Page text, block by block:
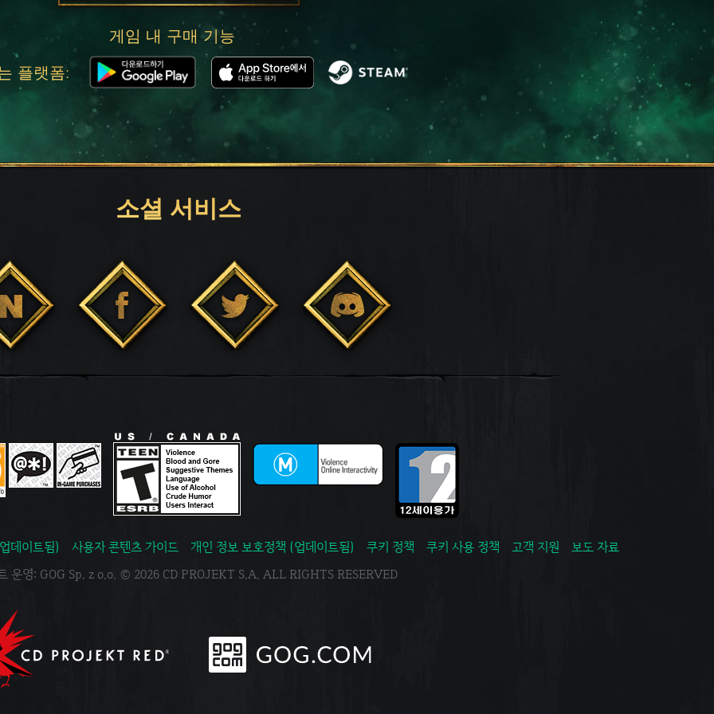
게임 내 구매 기능
플랫폼:
소셜 서비스
데이트됨) 사용자 콘텐츠 가이드 개인 정보 보호정책 (업데이트됨) 쿠키 정책 쿠키 사용 정책 고객 지원
보도 자료
운영: GOG Sp. z o.o. © 2026 CD PROJEKT S.A. ALL RIGHTS RESERVED